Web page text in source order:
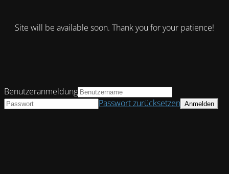
Site will be available soon. Thank you for your patience!
Benutzeranmeldung
Passwort zurücksetzen